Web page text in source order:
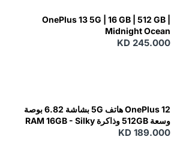
OnePlus 13 5G | 16 GB | 512 GB |
Midnight Ocean
KD 245.000
OnePlus 12 هاتف 5G بشاشة 6.82 بوصة
وسعة 512GB وذاكرة RAM 16GB - Silky
Black
KD 189.000